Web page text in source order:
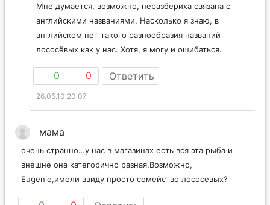
Мне думается, возможно, неразбериха связана с
английскими названиями. Насколько я знаю, в
английском нет такого разнообразия названий
лососёвых как у нас. Хотя, я могу и ошибаться.
0 0 Ответить
26.05.10 20:07
мама
очень странно…у нас в магазинах есть вся эта рыба и
внешне она категорично разная.Возможно,
Eugenie,имели ввиду просто семейство лососевых?